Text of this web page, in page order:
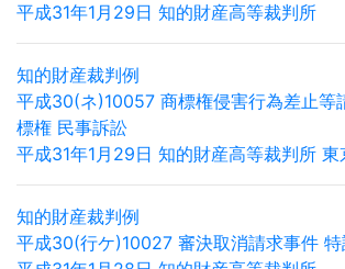
平成31年1月29日 知的財産高等裁判所
知的財産裁判例
平成30(ネ)10057 商標権侵害行為差止等
標権 民事訴訟
平成31年1月29日 知的財産高等裁判所
知的財産裁判例
平成30(行ケ)10027 審決取消請求事件